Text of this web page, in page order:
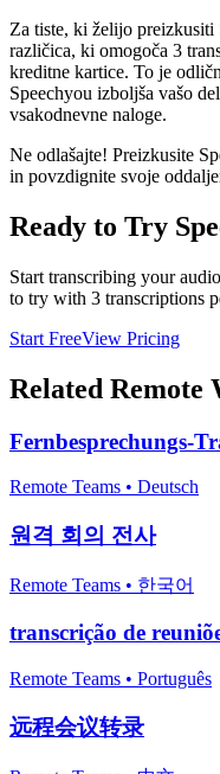
Za tiste, ki želijo preizkusiti
različica, ki omogoča 3
kreditne kartice. To je
Speechyou izboljša vašo
vsakodnevne naloge.
Ne odlašajte! Preizkusite
in povzdignite svoje
Ready to Try
Start transcribing your
to try with 3 transcriptions
Start FreeView Pricing
Related Remote
Fernbesprechungs-
Remote Teams • Deutsch
원격 회의 전사
Remote Teams • 한국어
transcrição de
Remote Teams • Português
远程会议转录